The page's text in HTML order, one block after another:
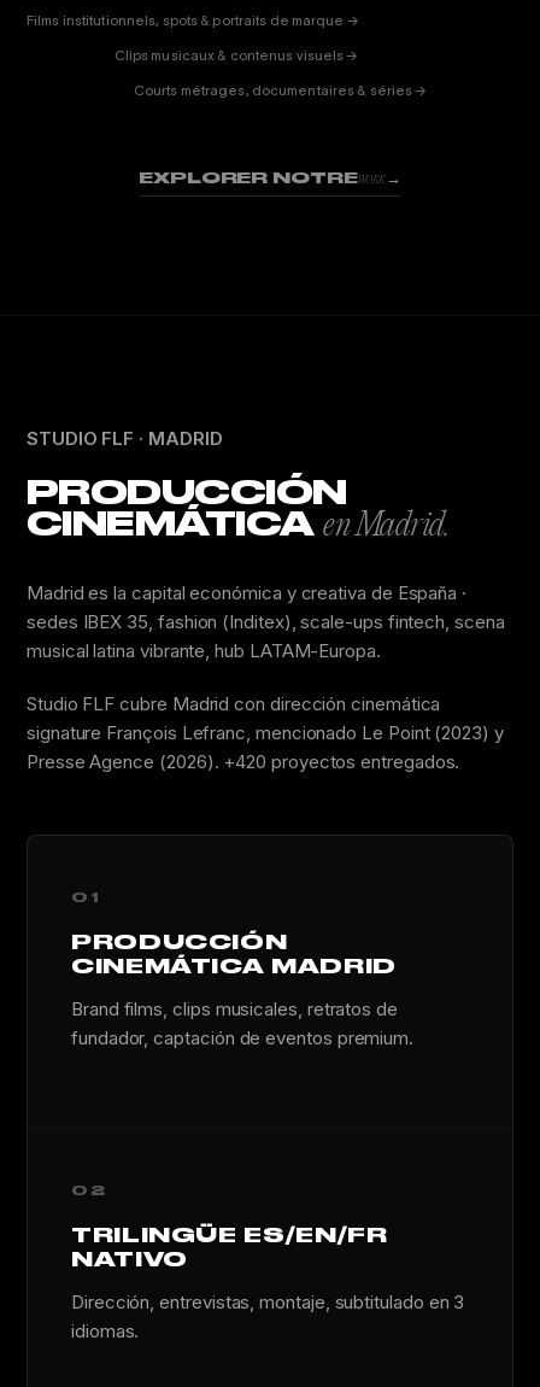
Films institutionnels, spots & portraits de marque →
Clips musicaux & contenus visuels →
FICTION
& DOC
Courts métrages, documentaires & séries →
EXPLORER NOTREWORK→
STUDIO FLF · MADRID
PRODUCCIÓN
CINEMÁTICAen Madrid.
Madrid es la capital económica y creativa de España ·
sedes IBEX 35, fashion (Inditex), scale-ups fintech, scena
musical latina vibrante, hub LATAM-Europa.
Studio FLF cubre Madrid con dirección cinemática
signature François Lefranc, mencionado Le Point (2023) y
Presse Agence (2026). +420 proyectos entregados.
01
PRODUCCIÓN
CINEMÁTICA MADRID
Brand films, clips musicales, retratos de
fundador, captación de eventos premium.
02
TRILINGÜE ES/EN/FR
NATIVO
Dirección, entrevistas, montaje, subtitulado en 3
idiomas.